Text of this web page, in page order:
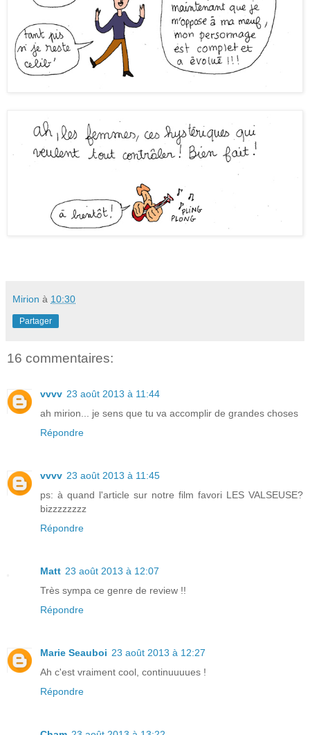
Mirion à 10:30
Partager
16 commentaires:
vvvv 23 août 2013 à 11:44
ah mirion... je sens que tu va accomplir de grandes choses
Répondre
vvvv 23 août 2013 à 11:45
ps: à quand l'article sur notre film favori LES VALSEUSE?
bizzzzzzzz
Répondre
Matt 23 août 2013 à 12:07
Très sympa ce genre de review !!
Répondre
Marie Seauboi 23 août 2013 à 12:27
Ah c'est vraiment cool, continuuuues !
Répondre